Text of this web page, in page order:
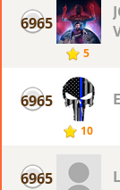
6965
5
6965
10
6965